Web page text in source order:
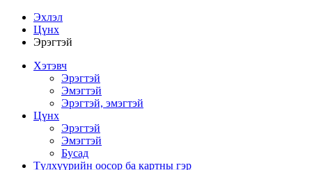
Эхлэл
Цүнх
Эрэгтэй
Хэтэвч
Эрэгтэй
Эмэгтэй
Эрэгтэй, эмэгтэй
Цүнх
Эрэгтэй
Эмэгтэй
Бусад
Түлхүүрийн оосор ба картны гэр